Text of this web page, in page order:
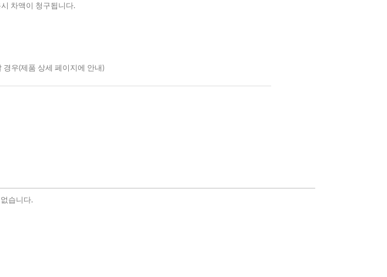
차액이 청구됩니다.
우(제품 상세 페이지에 안내)
습니다.